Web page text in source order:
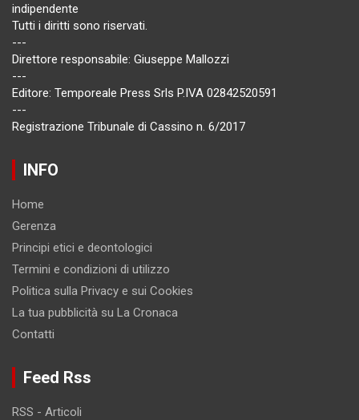
indipendente
Tutti i diritti sono riservati.
---
Direttore responsabile: Giuseppe Mallozzi
---
Editore: Temporeale Press Srls P.IVA 02842520591
---
Registrazione Tribunale di Cassino n. 6/2017
INFO
Home
Gerenza
Principi etici e deontologici
Termini e condizioni di utilizzo
Politica sulla Privacy e sui Cookies
La tua pubblicità su La Cronaca
Contatti
Feed Rss
RSS - Articoli